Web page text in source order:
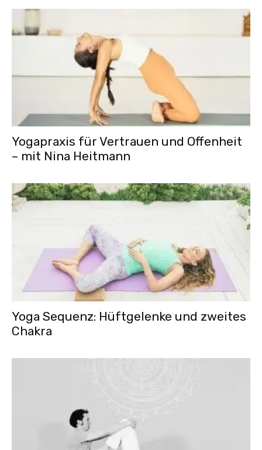
Yogapraxis für Vertrauen und Offenheit
– mit Nina Heitmann
Yoga Sequenz: Hüftgelenke und zweites
Chakra